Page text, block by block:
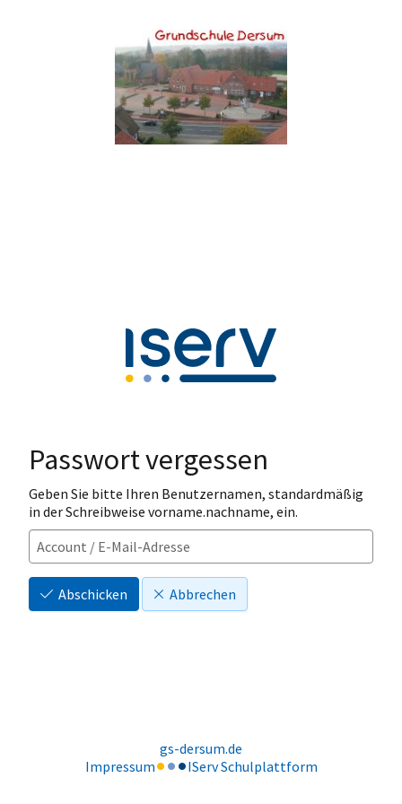
Passwort vergessen
Geben Sie bitte Ihren Benutzernamen, standardmäßig
in der Schreibweise vorname.nachname, ein.
Abschicken Abbrechen
gs-dersum.de
Impressum
IServ Schulplattform